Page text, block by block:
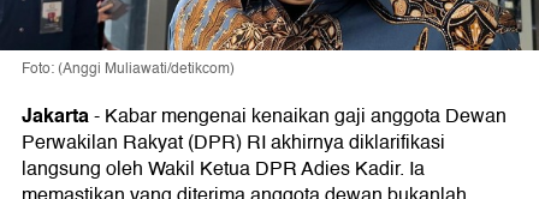
Foto: (Anggi Muliawati/detikcom)
Jakarta-Kabar mengenai kenaikan gaji anggota Dewan
Perwakilan Rakyat (DPR) RI akhirnya diklarifikasi
langsung oleh Wakil Ketua DPR Adies Kadir. Ia